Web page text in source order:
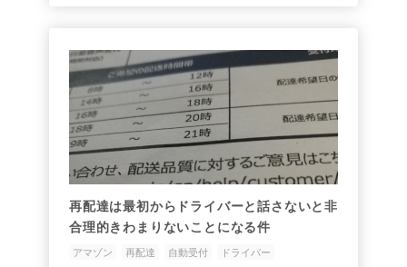
再配達は最初からドライバーと話さないと非
合理的きわまりないことになる件
アマゾン 再配達 自動受付 ドライバー